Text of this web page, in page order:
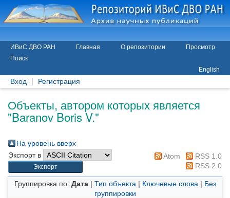
ИВиС ДВО РАН Главная О репозитории
Просмотр
Поиск
English
Вход Регистрация
Объекты, автором которых является
"Baranov Boris V."
На уровень вверх
Экспорт в
Atom
RSS 1.0
RSS 2.0
Группировка по: Дата| Тип объекта | Ключевые слова | Без
группировки